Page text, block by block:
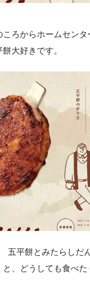
ろからホームセン
大好きです。
平餅とみたらしだ
、どうしても食べた